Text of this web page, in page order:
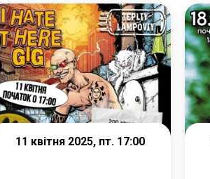
11 квітня 2025, пт. 17:00